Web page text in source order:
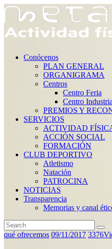
Conócenos
PLAN GENERAL
ORGANIGRAMA
Centros
Centro Feria
Centro Industria
PREMIOS Y
SERVICIOS
ACTIVIDAD
ACCIÓN SOCIAL
FORMACIÓN
CLUB DEPORTIVO
Atletismo
Natación
PATROCINA
NOTICIAS
Transparencia
Memorias y canal
qué ofrecemos 09/11/2017 3376